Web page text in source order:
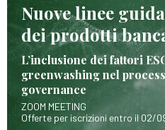
Nuove linee
dei prodotti
L’inclusione dei fattori
greenwashing nel
governance
ZOOM MEETING
Offerte per iscrizioni entro il 02/